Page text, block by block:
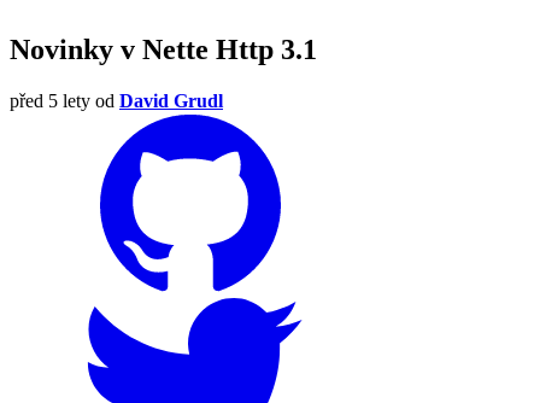
Novinky v Nette Http 3.1
před 5 lety od David Grudl